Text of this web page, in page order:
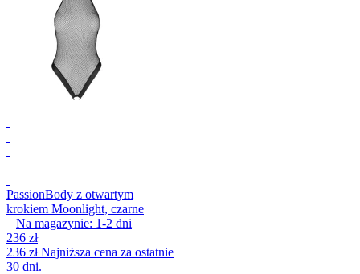
PassionBody z otwartym
krokiem Moonlight, czarne
Na magazynie: 1-2 dni
236 zł
236 złNajniższa cena za ostatnie
30 dni.